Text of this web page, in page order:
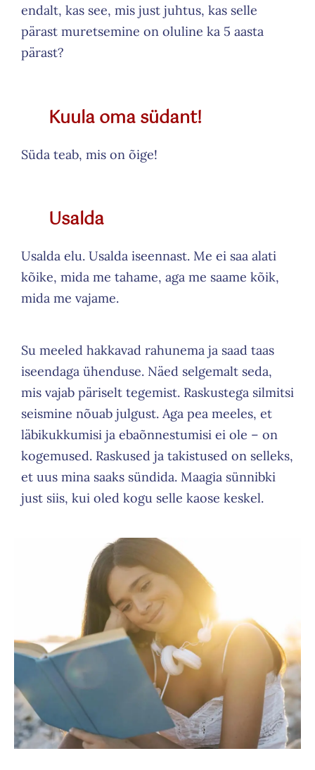
endalt, kas see, mis just juhtus, kas selle
pärast muretsemine on oluline ka 5 aasta
pärast?
Kuula oma südant!
Süda teab, mis on õige!
Usalda
Usalda elu. Usalda iseennast. Me ei saa alati
kõike, mida me tahame, aga me saame kõik,
mida me vajame.
Su meeled hakkavad rahunema ja saad taas
iseendaga ühenduse. Näed selgemalt seda,
mis vajab päriselt tegemist. Raskustega silmitsi
seismine nõuab julgust. Aga pea meeles, et
läbikukkumisi ja ebaõnnestumisi ei ole – on
kogemused. Raskused ja takistused on selleks,
et uus mina saaks sündida. Maagia sünnibki
just siis, kui oled kogu selle kaose keskel.